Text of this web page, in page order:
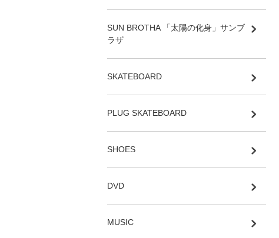
SUN BROTHA 「太陽の化身」サンブ
ラザ
SKATEBOARD
PLUG SKATEBOARD
SHOES
DVD
MUSIC